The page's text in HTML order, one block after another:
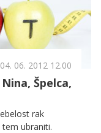
04. 06. 2012 12.00
Špelca,
rak
ubraniti.